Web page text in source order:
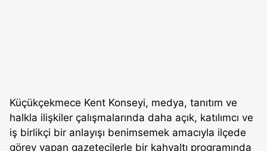
Küçükçekmece Kent Konseyi, medya, tanıtım ve
halkla ilişkiler çalışmalarında daha açık, katılımcı ve
iş birlikçi bir anlayışı benimsemek amacıyla ilçede
görev yapan gazetecilerle bir kahvaltı programında